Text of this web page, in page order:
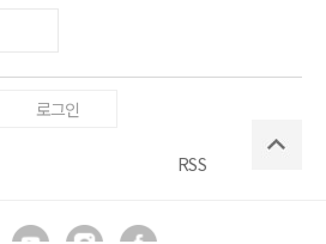
로그인
RSS